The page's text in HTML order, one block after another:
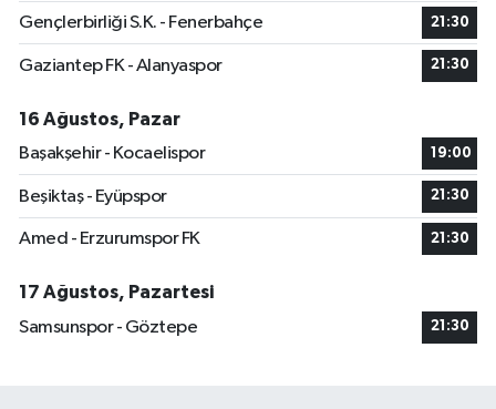
Gençlerbirliği S.K. - Fenerbahçe 21:30
Gaziantep FK - Alanyaspor 21:30
16 Ağustos, Pazar
Başakşehir - Kocaelispor
19:00
Beşiktaş - Eyüpspor 21:30
Amed - Erzurumspor FK 21:30
17 Ağustos, Pazartesi
Samsunspor - Göztepe
21:30